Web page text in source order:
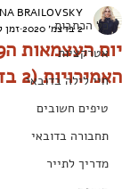
כל הכתבות
אטרקציות
חיי לילה בדובאי
טיפים חשובים
תחבורה בדובאי
מדריך לתייר
האמירויות (2 בדצמבר)
BRAILOVSKY
2 בדצמ׳ 2020
זמן